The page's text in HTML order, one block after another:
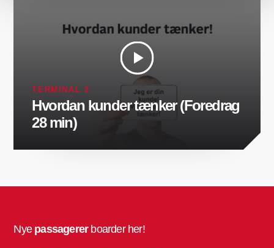
TERMINAL 2
Hvordan kunder tænker (Foredrag
28 min)
Nye passagererboarder her!